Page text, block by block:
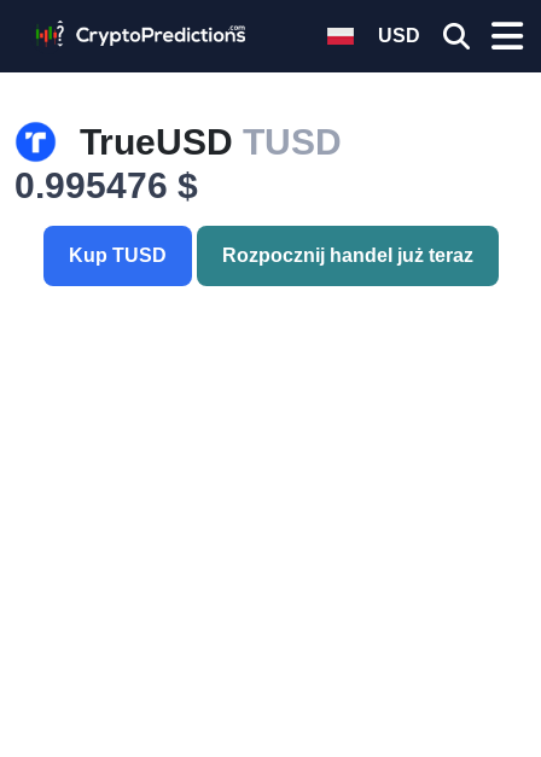
USD
TrueUSD TUSD
0.995476 $
Kup TUSD Rozpocznij handel już teraz